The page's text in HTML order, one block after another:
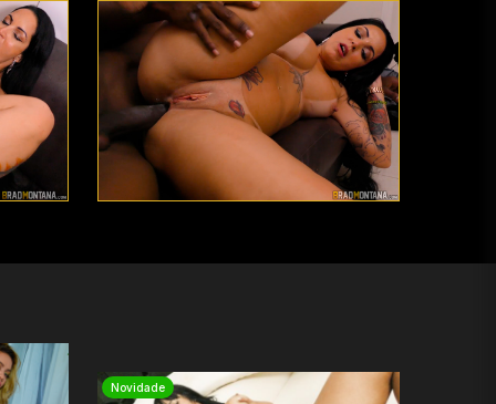
Novidade